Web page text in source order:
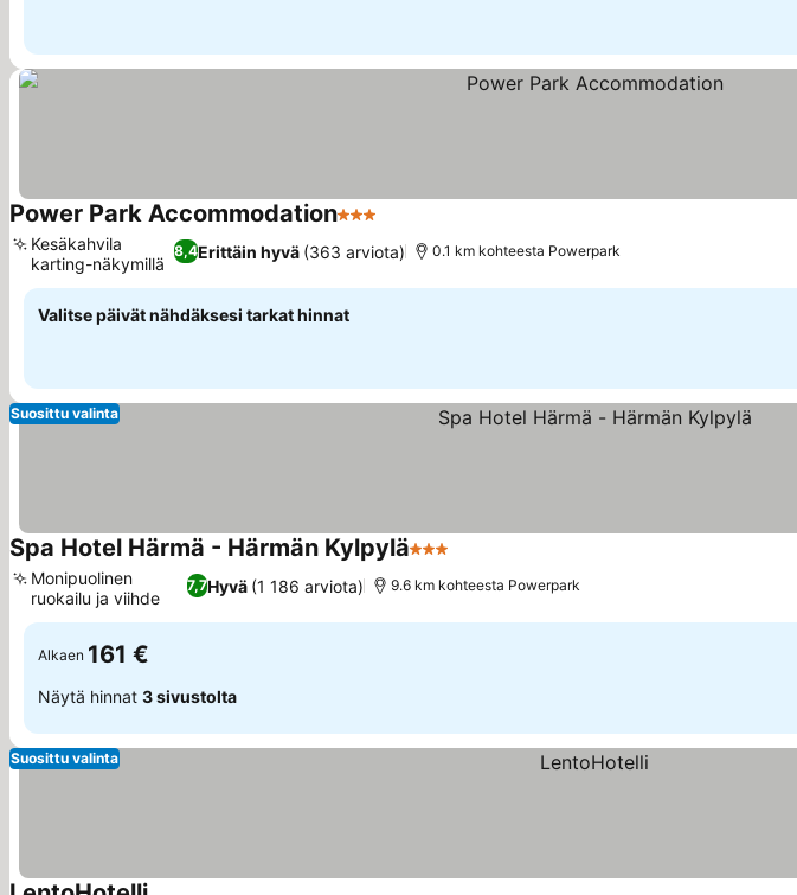
Power Park Accommodation3 Tähtiluokitus
8,4Erittäin hyvä (363 arviota)
Kesäkahvila
karting-näkymillä
0.1 km kohteesta Powerpark
Valitse päivät nähdäksesi tarkat hinnat
Suosittu valinta
Spa Hotel Härmä - Härmän Kylpylä3 Tähtiluokitus
7,7Hyvä (1 186 arviota)
Monipuolinen
ruokailu ja viihde
9.6 km kohteesta Powerpark
Alkaen 161 €
Näytä hinnat 3 sivustolta
Suosittu valinta